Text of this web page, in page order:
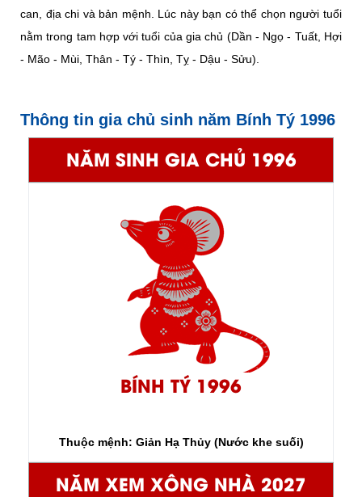
can, địa chi và bản mệnh. Lúc này bạn có thể chọn người tuổi
nằm trong tam hợp với tuổi của gia chủ (Dần - Ngọ - Tuất, Hợi
- Mão - Mùi, Thân - Tý - Thìn, Tỵ - Dậu - Sửu).
Thông tin gia chủ sinh năm Bính Tý 1996
NĂM SINH GIA CHỦ 1996
BÍNH TÝ 1996
Thuộc mệnh: Giản Hạ Thủy (Nước khe suối)
NĂM XEM XÔNG NHÀ 2027